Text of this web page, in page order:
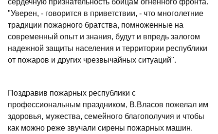
сердечную признательность бойцам огненного фронта.
"Уверен, - говорится в приветствии, - что многолетние
традиции пожарного братства, помноженные на
современный опыт и знания, будут и впредь залогом
надежной защиты населения и территории республики
от пожаров и других чрезвычайных ситуаций".
Поздравив пожарных республики с
профессиональным праздником, В.Власов пожелал им
здоровья, мужества, семейного благополучия и чтобы
как можно реже звучали сирены пожарных машин.